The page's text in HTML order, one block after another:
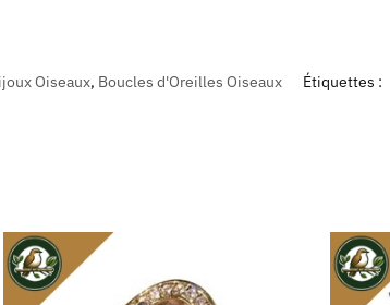
Oiseaux, Boucles d'Oreilles Oiseaux Étiquettes :